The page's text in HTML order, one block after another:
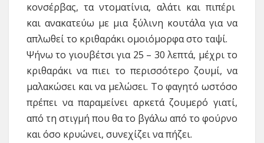
κονσέρβας, τα ντοματίνια, αλάτι και πιπέρι
και ανακατεύω με μια ξύλινη κουτάλα για να
απλωθεί το κριθαράκι ομοιόμορφα στο ταψί.
Ψήνω το γιουβέτσι για 25 – 30 λεπτά, μέχρι το
κριθαράκι να πιει το περισσότερο ζουμί, να
μαλακώσει και να μελώσει. Το φαγητό ωστόσο
πρέπει να παραμείνει αρκετά ζουμερό γιατί,
από τη στιγμή που θα το βγάλω από το φούρνο
και όσο κρυώνει, συνεχίζει να πήζει.